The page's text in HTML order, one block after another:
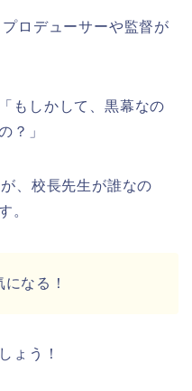
ロデューサーや監督が
もしかして、黒幕なの
？」
、校長先生が誰なの
。
なる！
ょう！